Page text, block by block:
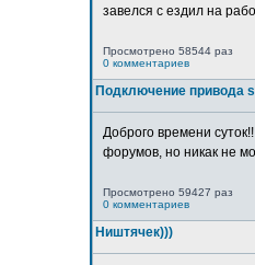
завелся с ездил на
Просмотрено 58544 раз
0 комментариев
Подключение привода
Доброго времени
форумов, но никак не
Просмотрено 59427 раз
0 комментариев
Ништячек)))